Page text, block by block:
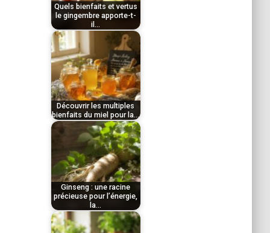
Quels bienfaits et vertus
le gingembre apporte-t-
il…
par
Tom
novembre 20, 2025Le
gingembre, rhizome
aux propriétés
thérapeutiques
reconnues depuis des
Découvrir les multiples
bienfaits du miel pour la…
par
Ginseng : une racine
précieuse pour l’énergie,
la…
par